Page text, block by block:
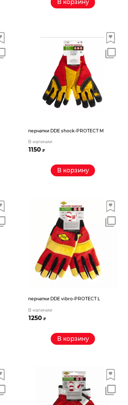
В корзину
перчатки DDE shock-PROTECT M
В наличии
1150₽
В корзину
перчатки DDE vibro-PROTECT L
В наличии
1250₽
В корзину